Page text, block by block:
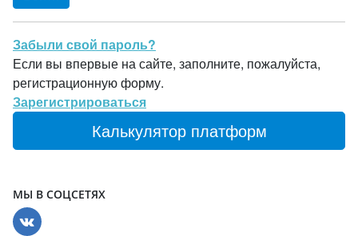
Забыли свой пароль?
Если вы впервые на сайте, заполните, пожалуйста,
регистрационную форму.
Зарегистрироваться
Калькулятор платформ
МЫ В СОЦСЕТЯХ